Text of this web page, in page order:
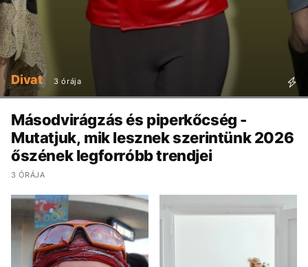
Divat 3 órája
Másodvirágzás és piperkőcség -
Mutatjuk, mik lesznek szerintünk 2026
őszének legforróbb trendjei
3 ÓRÁJA